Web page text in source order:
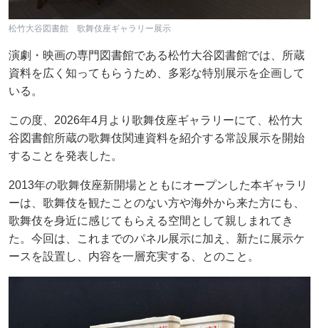
松竹大谷図書館 歌舞伎座ギャラリー展示
演劇・映画の専門図書館である松竹大谷図書館では、所蔵
資料を広く知ってもらうため、多彩な特別展示を企画して
いる。
この度、2026年4月より歌舞伎座ギャラリーにて、松竹大
谷図書館所蔵の歌舞伎関連資料を紹介する常設展示を開始
することを発表した。
2013年の歌舞伎座新開場とともにオープンした本ギャラリ
ーは、歌舞伎を観たことのない方や海外から来た方にも、
歌舞伎を身近に感じてもらえる空間として親しまれてき
た。今回は、これまでのパネル展示に加え、新たに展示ケ
ースを設置し、内容を一層充実する、とのこと。